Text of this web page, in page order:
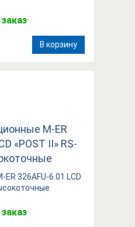
В корзину
326AFU-6.01 LCD